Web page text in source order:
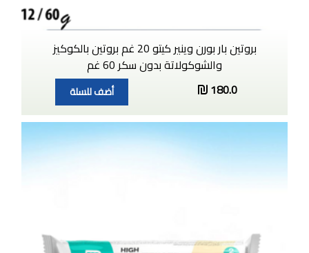
بروتين بار بورن وينير كيتو 20 غم بروتين بالكوكيز
والشوكولاتة بدون سكر 60 غم
180.0
أضف للسلة